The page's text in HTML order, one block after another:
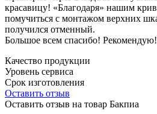
красавицу! «Благодаря» нашим
помучиться с монтажом верхних
получился отменный.
Большое всем спасибо! Рекомендую!
Качество продукции
Уровень сервиса
Срок изготовления
Оставить отзыв
Оставить отзыв на товар Бакпиа